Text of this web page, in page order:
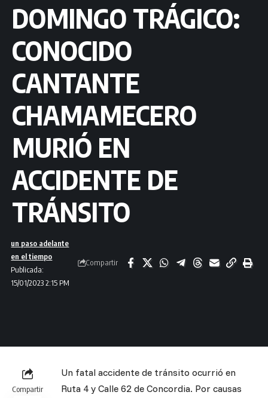
DOMINGO TRÁGICO:
CONOCIDO
CANTANTE
CHAMAMECERO
MURIÓ EN
ACCIDENTE DE
TRÁNSITO
Publicada:
15/01/2023 2:15 PM
un paso adelante
en el tiempo
Compartir
Compartir
Un fatal accidente de tránsito ocurrió en
Ruta 4 y Calle 62 de Concordia. Por causas